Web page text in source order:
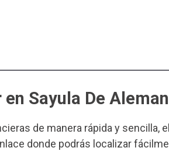
Sayula De Aleman
de manera rápida y sencilla,
donde podrás localizar